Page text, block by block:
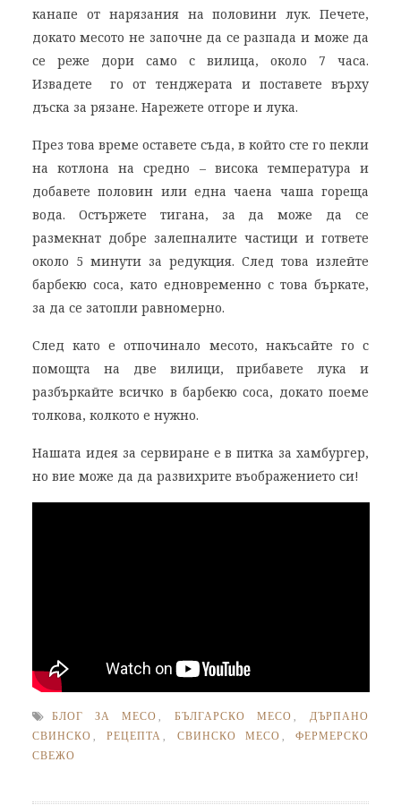
канапе от нарязания на половини лук. Печете,
докато месото не започне да се разпада и може да
се реже дори само с вилица, около 7 часа.
Извадете го от тенджерата и поставете върху
дъска за рязане. Нарежете отгоре и лука.
През това време оставете съда, в който сте го пекли
на котлона на средно – висока температура и
добавете половин или една чаена чаша гореща
вода. Остържете тигана, за да може да се
размекнат добре залепналите частици и гответе
около 5 минути за редукция. След това излейте
барбекю соса, като едновременно с това бъркате,
за да се затопли равномерно.
След като е отпочинало месото, накъсайте го с
помощта на две вилици, прибавете лука и
разбъркайте всичко в барбекю соса, докато поеме
толкова, колкото е нужно.
Нашата идея за сервиране е в питка за хамбургер,
но вие може да да развихрите въображението си!
БЛОГ ЗА МЕСО ,БЪЛГАРСКО МЕСО
ДЪРПАНО
СВИНСКО ,РЕЦЕПТА СВИНСКО МЕСО ,ФЕРМЕРСКО
СВЕЖО